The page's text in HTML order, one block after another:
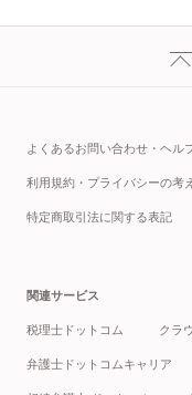
よくあるお問い合わせ・ヘル
利用規約・プライバシーの考
特定商取引法に関する表記
関連サービス
税理士ドットコム クラ
弁護士ドットコムキャリア